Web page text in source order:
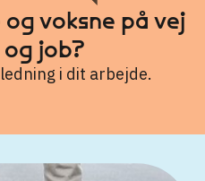
voksne på vej
job?
i dit arbejde.